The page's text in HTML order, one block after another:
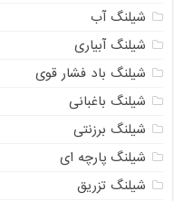
شیلنگ آب
شیلنگ آبیاری
شیلنگ باد فشار قوی
شیلنگ باغبانی
شیلنگ برزنتی
شیلنگ پارچه‌ ای
شیلنگ تزریق